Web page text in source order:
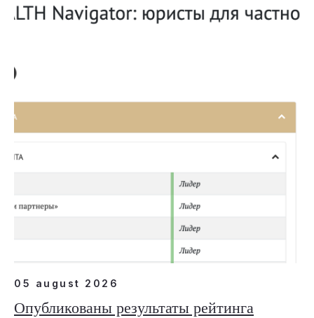
05 august 2026
Опубликованы результаты рейтинга